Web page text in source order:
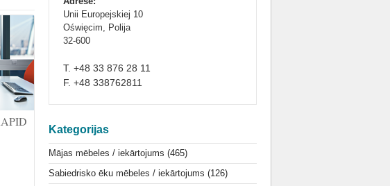
Unii Europejskiej 10
Oświęcim, Polija
32-600
T. +48 33 876 28 11
F. +48 338762811
Kategorijas
Mājas mēbeles / iekārtojums (465)
Sabiedrisko ēku mēbeles / iekārtojums (126)